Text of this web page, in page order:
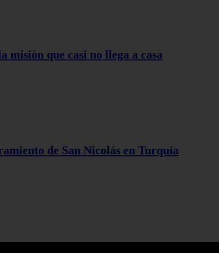
misión que casi no llega a casa
de San Nicolás en Turquía